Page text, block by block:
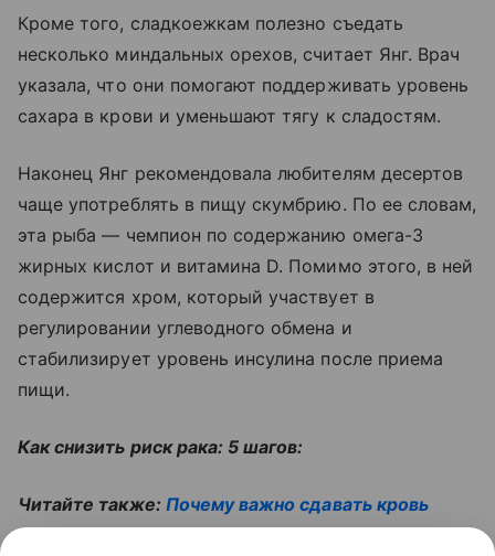
Кроме того, сладкоежкам полезно съедать
несколько миндальных орехов, считает Янг. Врач
указала, что они помогают поддерживать уровень
сахара в крови и уменьшают тягу к сладостям.
Наконец Янг рекомендовала любителям десертов
чаще употреблять в пищу скумбрию. По ее словам,
эта рыба — чемпион по содержанию омега-3
жирных кислот и витамина D. Помимо этого, в ней
содержится хром, который участвует в
регулировании углеводного обмена и
стабилизирует уровень инсулина после приема
пищи.
Как снизить риск рака: 5 шагов:
Читайте также: Почему важно сдавать кровь
через 2 недели после трагедии. Объясняет